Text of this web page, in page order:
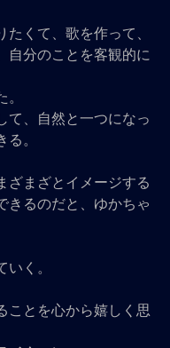
くて、歌を作って、
自分のことを客観的に
て、自然と一つになっ
。
ざまざとイメージする
きるのだと、ゆかちゃ
く。
ことを心から嬉しく思